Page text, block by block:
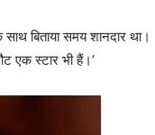
बिताया समय शानदार था।
एक स्टार भी हैं।’